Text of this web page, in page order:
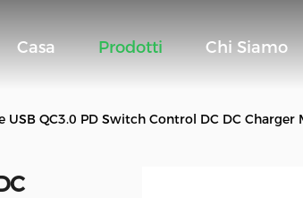
Casa Prodotti Chi Siamo
USB QC3.0 PD Switch Control DC DC